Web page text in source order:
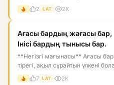
2 LAT 2K
Ағасы бардың жағасы бар,
Інісі бардың тынысы бар.
**Негізгі мағынасы** Ағасы
тірегі, ақыл сұрайтын үлкені
7 LAT 2K